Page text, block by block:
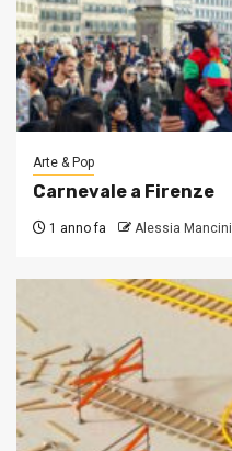
Arte & Pop
Carnevale a Firenze
1 anno fa Alessia Mancini